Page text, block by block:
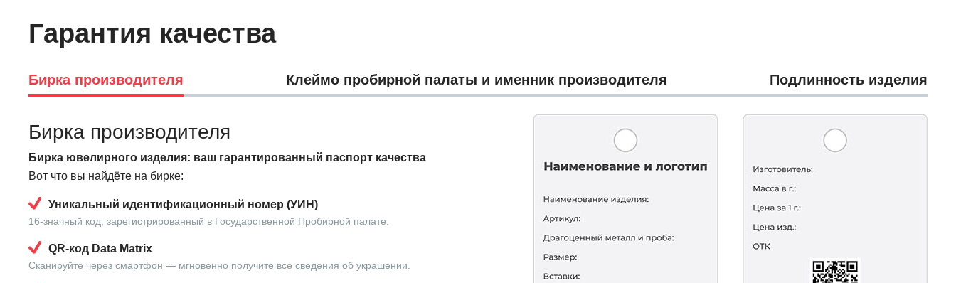
Гарантия качества
Бирка производителя Клеймо пробирной палаты и именник производителя Подлинность изделия
Бирка производителя
Бирка ювелирного изделия: ваш гарантированный паспорт качества
Вот что вы найдёте на бирке:
Уникальный идентификационный номер (УИН)
16-значный код, зарегистрированный в Государственной Пробирной палате.
QR-код Data Matrix
Сканируйте через смартфон — мгновенно получите все сведения об украшении.